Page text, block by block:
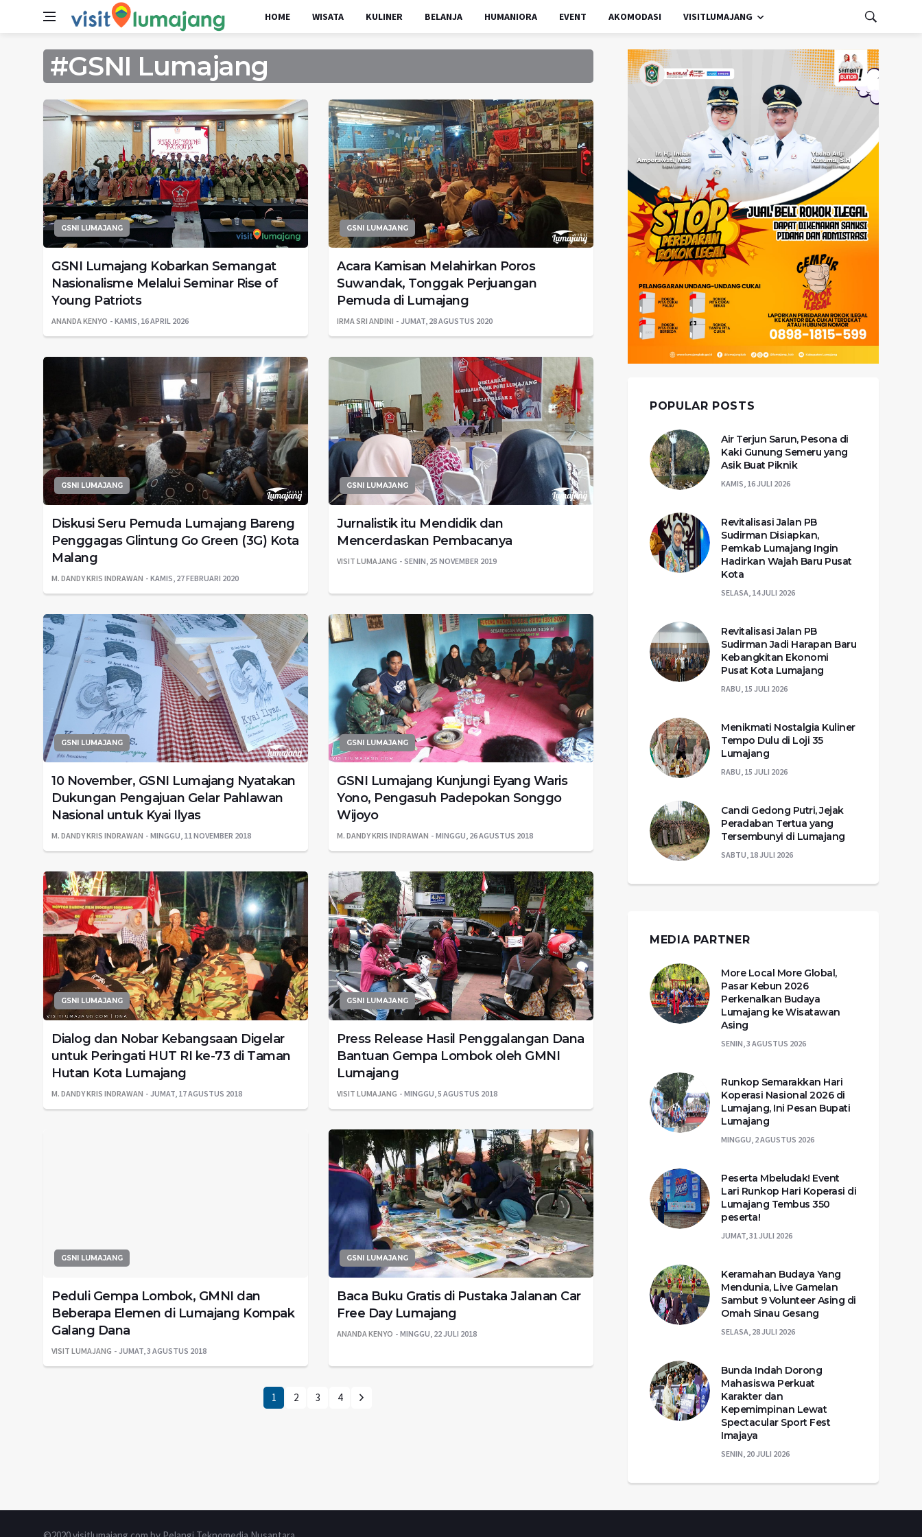
HOME WISATA KULINER BELANJA HUMANIORA EVENT AKOMODASI VISITLUMAJANG
#GSNI Lumajang
GSNI LUMAJANG
GSNI Lumajang Kobarkan Semangat
Nasionalisme Melalui Seminar Rise of
Young Patriots
ANANDA KENYO KAMIS, 16 APRIL 2026
GSNI LUMAJANG
Acara Kamisan Melahirkan Poros
Suwandak, Tonggak Perjuangan
Pemuda di Lumajang
IRMA SRI ANDINI JUMAT, 28 AGUSTUS 2020
GSNI LUMAJANG
Diskusi Seru Pemuda Lumajang Bareng
Penggagas Glintung Go Green (3G) Kota
Malang
M. DANDY KRIS INDRAWAN KAMIS, 27 FEBRUARI 2020
GSNI LUMAJANG
Jurnalistik itu Mendidik dan
Mencerdaskan Pembacanya
VISIT LUMAJANG SENIN, 25 NOVEMBER 2019
GSNI LUMAJANG
10 November, GSNI Lumajang Nyatakan
Dukungan Pengajuan Gelar Pahlawan
Nasional untuk Kyai Ilyas
M. DANDY KRIS INDRAWAN MINGGU, 11 NOVEMBER 2018
GSNI LUMAJANG
GSNI Lumajang Kunjungi Eyang Waris
Yono, Pengasuh Padepokan Songgo
Wijoyo
M. DANDY KRIS INDRAWAN MINGGU, 26 AGUSTUS 2018
GSNI LUMAJANG
Dialog dan Nobar Kebangsaan Digelar
untuk Peringati HUT RI ke-73 di Taman
Hutan Kota Lumajang
M. DANDY KRIS INDRAWAN JUMAT, 17 AGUSTUS 2018
GSNI LUMAJANG
Press Release Hasil Penggalangan Dana
Bantuan Gempa Lombok oleh GMNI
Lumajang
VISIT LUMAJANG MINGGU, 5 AGUSTUS 2018
GSNI LUMAJANG
Peduli Gempa Lombok, GMNI dan
Beberapa Elemen di Lumajang Kompak
Galang Dana
VISIT LUMAJANG JUMAT, 3 AGUSTUS 2018
GSNI LUMAJANG
Baca Buku Gratis di Pustaka Jalanan Car
Free Day Lumajang
ANANDA KENYO MINGGU, 22 JULI 2018
1 2 3 4
POPULAR POSTS
Air Terjun Sarun, Pesona di
Kaki Gunung Semeru yang
Asik Buat Piknik
KAMIS, 16 JULI 2026
Revitalisasi Jalan PB
Sudirman Disiapkan,
Pemkab Lumajang Ingin
Hadirkan Wajah Baru Pusat
Kota
SELASA, 14 JULI 2026
Revitalisasi Jalan PB
Sudirman Jadi Harapan Baru
Kebangkitan Ekonomi
Pusat Kota Lumajang
RABU, 15 JULI 2026
Menikmati Nostalgia Kuliner
Tempo Dulu di Loji 35
Lumajang
RABU, 15 JULI 2026
Candi Gedong Putri, Jejak
Peradaban Tertua yang
Tersembunyi di Lumajang
SABTU, 18 JULI 2026
MEDIA PARTNER
More Local More Global,
Pasar Kebun 2026
Perkenalkan Budaya
Lumajang ke Wisatawan
Asing
SENIN, 3 AGUSTUS 2026
Runkop Semarakkan Hari
Koperasi Nasional 2026 di
Lumajang, Ini Pesan Bupati
Lumajang
MINGGU, 2 AGUSTUS 2026
Peserta Mbeludak! Event
Lari Runkop Hari Koperasi di
Lumajang Tembus 350
peserta!
JUMAT, 31 JULI 2026
Keramahan Budaya Yang
Mendunia, Live Gamelan
Sambut 9 Volunteer Asing di
Omah Sinau Gesang
SELASA, 28 JULI 2026
Bunda Indah Dorong
Mahasiswa Perkuat
Karakter dan
Kepemimpinan Lewat
Spectacular Sport Fest
Imajaya
SENIN, 20 JULI 2026